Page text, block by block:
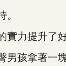
力提升了好
孩拿著一塊